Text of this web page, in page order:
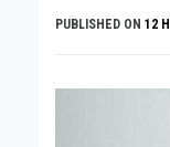
PUBLISHED ON 12